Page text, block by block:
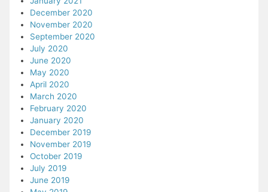
December 2020
November 2020
September 2020
July 2020
June 2020
May 2020
April 2020
March 2020
February 2020
January 2020
December 2019
November 2019
October 2019
July 2019
June 2019